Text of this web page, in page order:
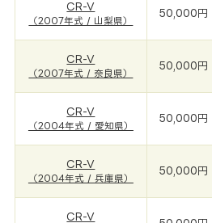
CR-V
（2007年式 / 山梨県）
50,000円
CR-V
（2007年式 / 奈良県）
50,000円
CR-V
（2004年式 / 愛知県）
50,000円
CR-V
（2004年式 / 兵庫県）
50,000円
CR-V